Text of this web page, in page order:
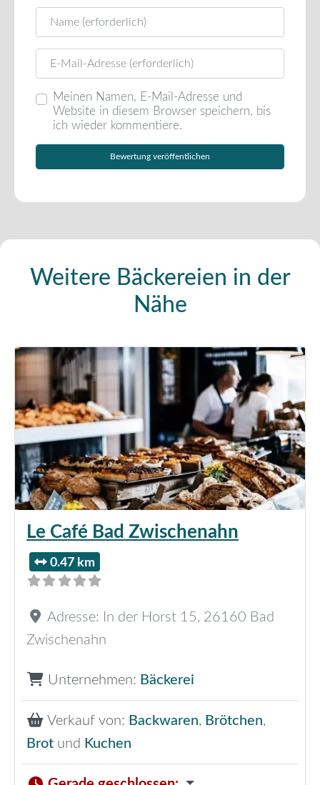
Name
E-Mail
Meinen Namen, E-Mail-Adresse und
Website in diesem Browser speichern, bis
ich wieder kommentiere.
Weitere Bäckereien in der
Nähe
Le Café Bad Zwischenahn
0.47 km
Adresse: In der Horst 15, 26160 Bad
Zwischenahn
Unternehmen: Bäckerei
Verkauf von: Backwaren, Brötchen,
Brot und Kuchen